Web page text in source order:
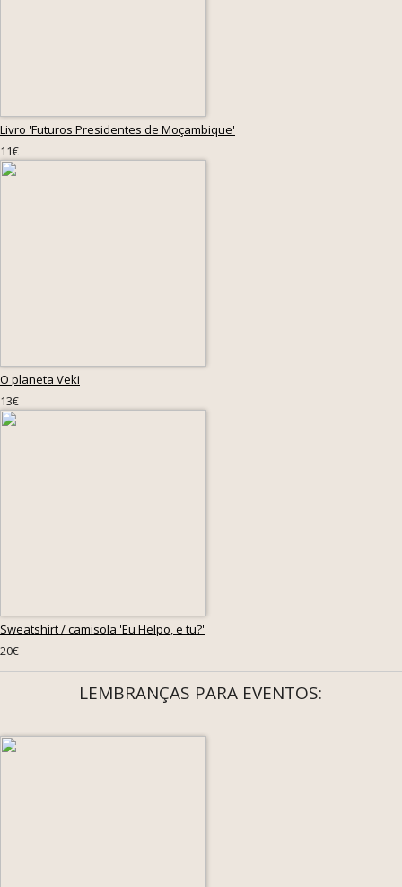
Livro 'Futuros Presidentes de Moçambique'
11€
O planeta Veki
13€
Sweatshirt / camisola 'Eu Helpo, e tu?'
20€
LEMBRANÇAS PARA EVENTOS: